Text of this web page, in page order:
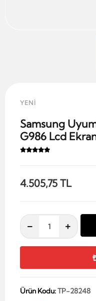
YENİ
Samsung
G986 Lcd
4.505,75 TL
Ürün Kodu:TP-28248